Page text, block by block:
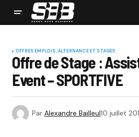
OFFRES EMPLOIS, ALTERNANCE ET STAGES
Offre de Stage :
Event – SPORTFIVE
Par Alexandre Bailleul10 juillet